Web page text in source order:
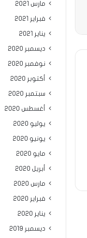
مارس 2021
فبراير 2021
يناير 2021
ديسمبر 2020
نوفمبر 2020
أكتوبر 2020
سبتمبر 2020
أغسطس 2020
يوليو 2020
يونيو 2020
مايو 2020
أبريل 2020
مارس 2020
فبراير 2020
يناير 2020
ديسمبر 2019